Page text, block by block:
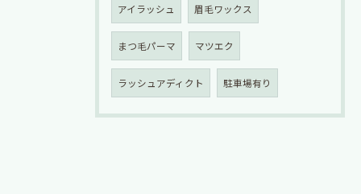
アイラッシュ 眉毛ワックス
まつ毛パーマ マツエク
ラッシュアディクト 駐車場有り